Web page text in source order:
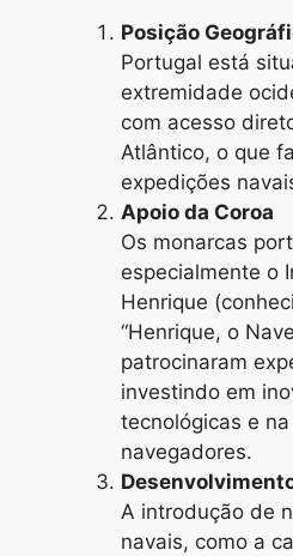
Posição
Portugal está
extremidade
com acesso
Atlântico, o que
expedições
Apoio da Coroa
Os monarcas
especialmente o
Henrique
“Henrique, o
patrocinaram
investindo em
tecnológicas e
navegadores.
A introdução de
navais, como a